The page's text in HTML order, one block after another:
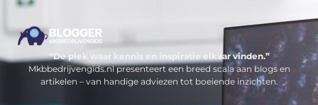
“De plek waar kennis en inspiratie elkaar vinden.”
Mkbbedrijvengids.nl presenteert een breed scala aan blogs en
artikelen – van handige adviezen tot boeiende inzichten.